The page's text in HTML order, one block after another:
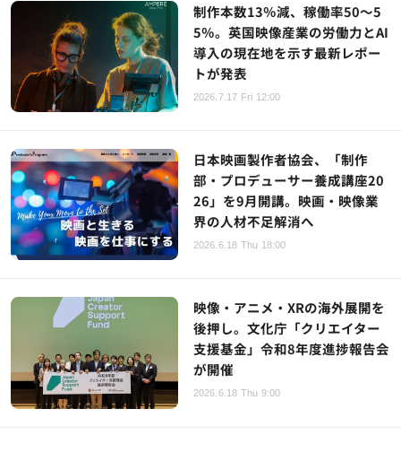
制作本数13％減、稼働率50～5
5％。英国映像産業の労働力とAI
導入の現在地を示す最新レポー
トが発表
2026.7.17 Fri 12:00
日本映画製作者協会、「制作
部・プロデューサー養成講座20
26」を9月開講。映画・映像業
界の人材不足解消へ
2026.6.18 Thu 18:00
映像・アニメ・XRの海外展開を
後押し。文化庁「クリエイター
支援基金」令和8年度進捗報告会
が開催
2026.6.18 Thu 9:00